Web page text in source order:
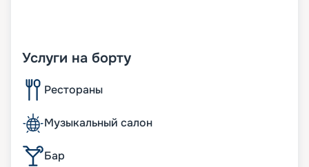
Услуги на борту
Рестораны
Музыкальный салон
Бар